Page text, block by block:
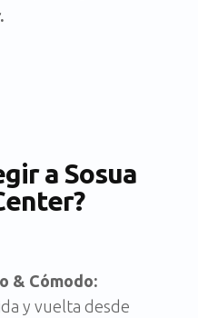
a Sosua
& Cómodo:
y vuelta desde